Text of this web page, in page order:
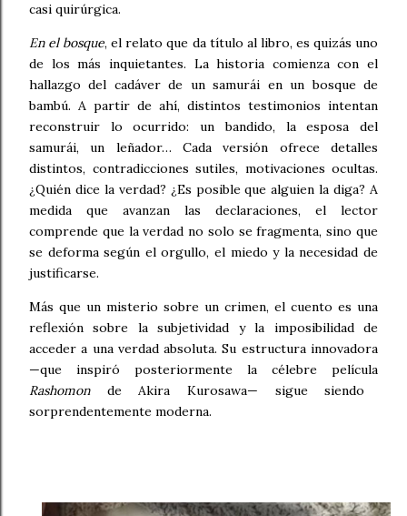
casi quirúrgica.
En el bosque, el relato que da título al libro, es quizás uno
de los más inquietantes. La historia comienza con el
hallazgo del cadáver de un samurái en un bosque de
bambú. A partir de ahí, distintos testimonios intentan
reconstruir lo ocurrido: un bandido, la esposa del
samurái, un leñador… Cada versión ofrece detalles
distintos, contradicciones sutiles, motivaciones ocultas.
¿Quién dice la verdad? ¿Es posible que alguien la diga? A
medida que avanzan las declaraciones, el lector
comprende que la verdad no solo se fragmenta, sino que
se deforma según el orgullo, el miedo y la necesidad de
justificarse.
Más que un misterio sobre un crimen, el cuento es una
reflexión sobre la subjetividad y la imposibilidad de
acceder a una verdad absoluta. Su estructura innovadora
—que inspiró posteriormente la célebre película
Rashomonde Akira Kurosawa— sigue siendo
sorprendentemente moderna.